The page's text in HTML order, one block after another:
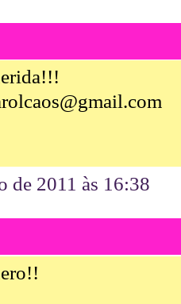
de 2011 às 16:38